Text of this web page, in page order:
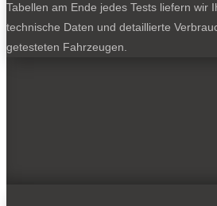
SOCIALS
Tabellen am Ende jedes Tests liefern wir
technische Daten und detaillierte
getesteten Fahrzeugen.